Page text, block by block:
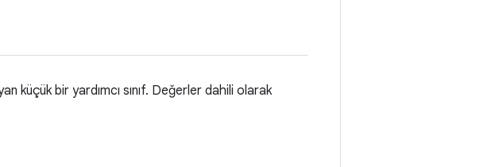
küçük bir yardımcı sınıf. Değerler dahili olarak